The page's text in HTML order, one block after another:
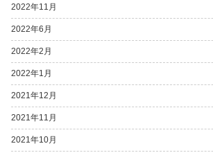
2022年11月
2022年6月
2022年2月
2022年1月
2021年12月
2021年11月
2021年10月